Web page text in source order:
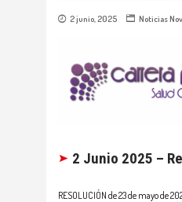
2 junio, 2025 Noticias
2 Junio 2025 –
RESOLUCIÓN de 23 de mayo de